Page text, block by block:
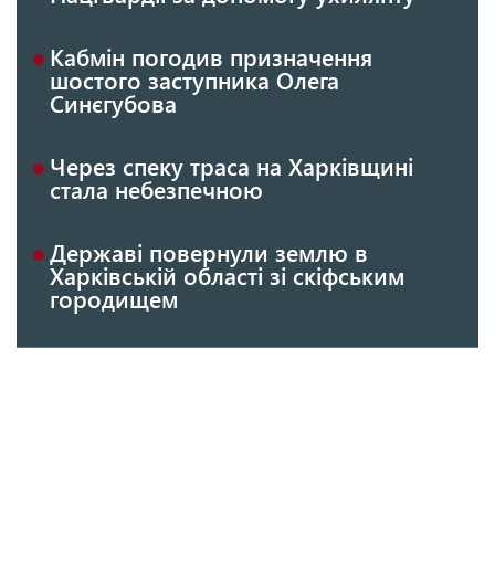
Кабмін погодив призначення
шостого заступника Олега
Синєгубова
Через спеку траса на Харківщині
стала небезпечною
Державі повернули землю в
Харківській області зі скіфським
городищем